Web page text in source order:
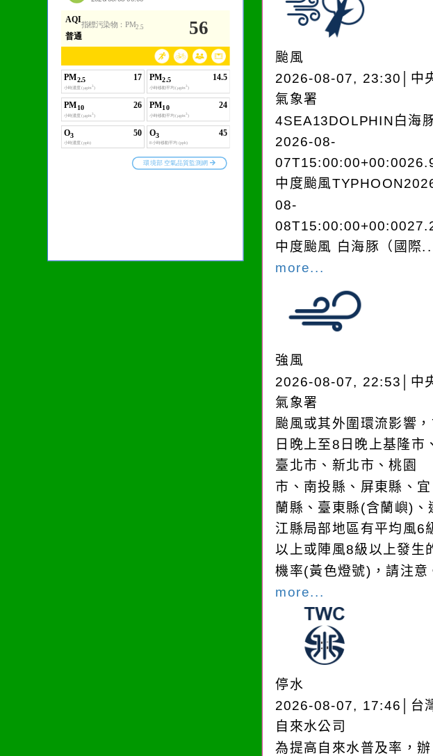
颱風
2026-08-07, 23:30│中
氣象署
4SEA13DOLPHIN白海
2026-08-
中度颱風
08-
中度颱風 白海豚（國際
more...
強風
2026-08-07, 22:53│中
氣象署
颱風或其外圍環流影響
日晚上至8日晚上基隆市、
臺北市、新北市、桃園
市、南投縣、屏東縣、宜
蘭縣、臺東縣(含蘭嶼)、
江縣局部地區有平均風6
以上或陣風8級以上發生
機率(黃色燈號)，請注意
more...
停水
2026-08-07, 17:46│台
自來水公司
為提高自來水普及率，辦
生活是一面鏡子。你對
它笑，它就對你笑；你
對它哭，它也對你哭。
一杯清水因滴入
在而變清澈。